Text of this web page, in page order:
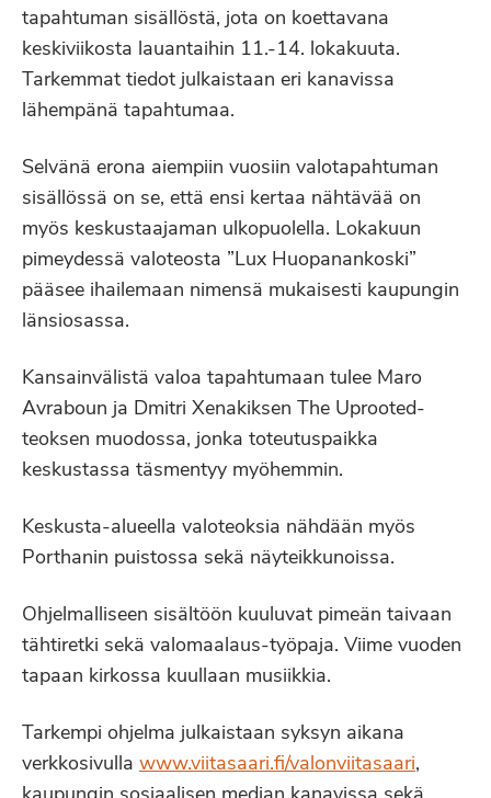
tapahtuman sisällöstä, jota on koettavana
keskiviikosta lauantaihin 11.-14. lokakuuta.
Tarkemmat tiedot julkaistaan eri kanavissa
lähempänä tapahtumaa.
Selvänä erona aiempiin vuosiin valotapahtuman
sisällössä on se, että ensi kertaa nähtävää on
myös keskustaajaman ulkopuolella. Lokakuun
pimeydessä valoteosta ”Lux Huopanankoski”
pääsee ihailemaan nimensä mukaisesti kaupungin
länsiosassa.
Kansainvälistä valoa tapahtumaan tulee Maro
Avraboun ja Dmitri Xenakiksen The Uprooted-
teoksen muodossa, jonka toteutuspaikka
keskustassa täsmentyy myöhemmin.
Keskusta-alueella valoteoksia nähdään myös
Porthanin puistossa sekä näyteikkunoissa.
Ohjelmalliseen sisältöön kuuluvat pimeän taivaan
tähtiretki sekä valomaalaus-työpaja. Viime vuoden
tapaan kirkossa kuullaan musiikkia.
Tarkempi ohjelma julkaistaan syksyn aikana
verkkosivulla www.viitasaari.fi/valonviitasaari,